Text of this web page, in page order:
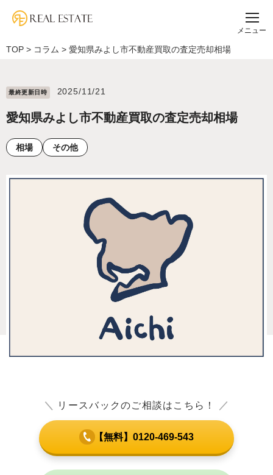
メニュー
TOP > コラム > 愛知県みよし市不動産買取の査定売却相場
最終更新⽇時 2025/11/21
愛知県みよし市不動産買取の査定売却相場
相場 その他
＼ リースバックのご相談はこちら！ ／
【無料】0120-469-543